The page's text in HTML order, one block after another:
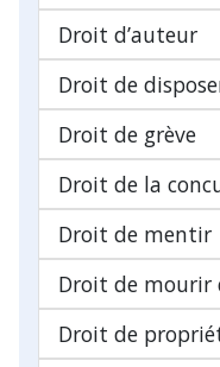
Droit d’auteur
Droit de
Droit de grève
Droit de la
Droit de mentir
Droit de mourir
Droit de